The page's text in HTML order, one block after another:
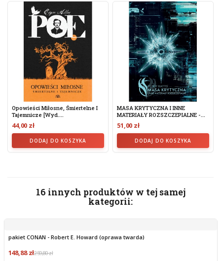
Opowieści Miłosne, Śmiertelne I
Tajemnicze [wyd....
44,00 zł
DODAJ DO KOSZYKA
MASA KRYTYCZNA I INNE
MATERIAŁY ROZSZCZEPIALNE -...
51,00 zł
DODAJ DO KOSZYKA
16 innych produktów w tej samej
kategorii:
pakiet CONAN - Robert E. Howard (oprawa twarda)
148,88 zł259,80 zł